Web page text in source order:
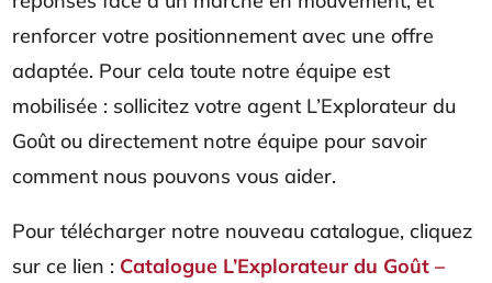
renforcer votre positionnement avec une offre
adaptée. Pour cela toute notre équipe est
mobilisée : sollicitez votre agent L’Explorateur du
Goût ou directement notre équipe pour savoir
comment nous pouvons vous aider.
Pour télécharger notre nouveau catalogue, cliquez
sur ce lien : Catalogue L’Explorateur du Goût –